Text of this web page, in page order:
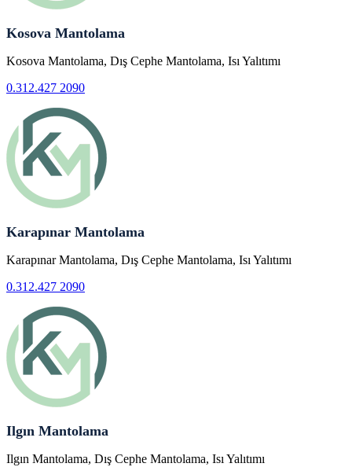
Kosova Mantolama
Kosova Mantolama, Dış Cephe Mantolama, Isı Yalıtımı
0.312.427 2090
Karapınar Mantolama
Karapınar Mantolama, Dış Cephe Mantolama, Isı Yalıtımı
0.312.427 2090
Ilgın Mantolama
Ilgın Mantolama, Dış Cephe Mantolama, Isı Yalıtımı